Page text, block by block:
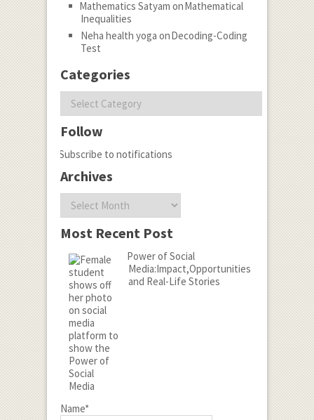
Mathematics Satyam onMathematical
Inequalities
Neha health yoga onDecoding-Coding
Test
Categories
Follow
Subscribe to notifications
Archives
Most Recent Post
Power of Social
Media:Impact,Opportunities
and Real-Life Stories
Name*